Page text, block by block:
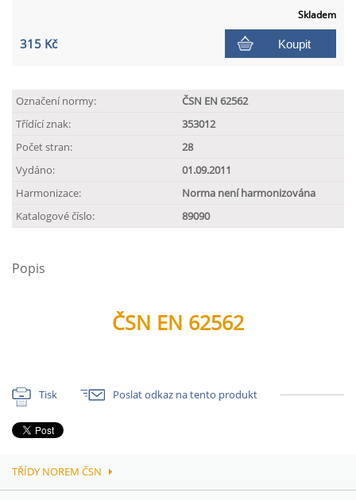
Skladem
315 Kč Koupit
Označení normy:
ČSN EN 62562
Třídící znak:
353012
Počet stran:
28
Vydáno:
01.09.2011
Harmonizace:
Norma není harmonizována
Katalogové číslo:
89090
Popis
ČSN EN 62562
Tisk Poslat odkaz na tento produkt
TŘÍDY NOREM ČSN